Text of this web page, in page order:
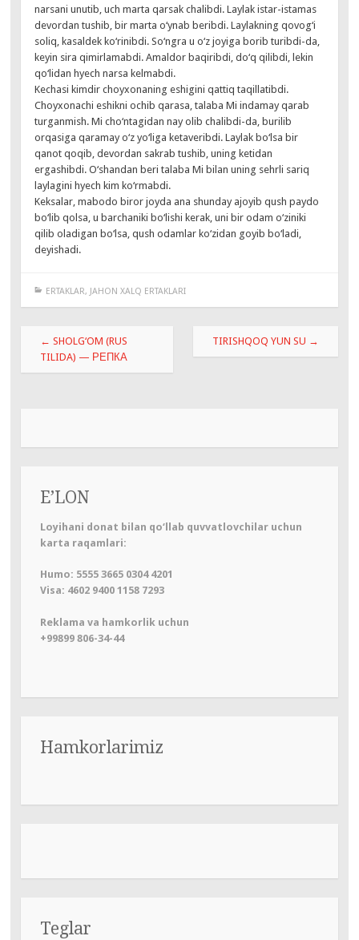
narsani unutib, uch marta qarsak chalibdi. Laylak istar-istamas
devordan tushib, bir marta o‘ynab beribdi. Laylakning qovog‘i
soliq, kasaldek ko‘rinibdi. So‘ngra u o‘z joyiga borib turibdi-da,
keyin sira qimirlamabdi. Amaldor baqiribdi, do‘q qilibdi, lekin
qo‘lidan hyech narsa kelmabdi.
Kechasi kimdir choyxonaning eshigini qattiq taqillatibdi.
Choyxonachi eshikni ochib qarasa, talaba Mi indamay qarab
turganmish. Mi cho‘ntagidan nay olib chalibdi-da, burilib
orqasiga qaramay o‘z yo‘liga ketaveribdi. Laylak bo‘lsa bir
qanot qoqib, devordan sakrab tushib, uning ketidan
ergashibdi. O‘shandan beri talaba Mi bilan uning sehrli sariq
laylagini hyech kim ko‘rmabdi.
Keksalar, mabodo biror joyda ana shunday ajoyib qush paydo
bo‘lib qolsa, u barchaniki bo‘lishi kerak, uni bir odam o‘ziniki
qilib oladigan bo‘lsa, qush odamlar ko‘zidan goyib bo‘ladi,
deyishadi.
ERTAKLAR, JAHON XALQ ERTAKLARI
Навигация
← SHOLG‘OM (RUS
TILIDA) — РЕПКА
TIRISHQOQ YUN SU →
E’LON
Loyihani donat bilan qo‘llab quvvatlovchilar uchun
karta raqamlari:
Humo: 5555 3665 0304 4201
Visa: 4602 9400 1158 7293
Reklama va hamkorlik uchun
+99899 806-34-44
Hamkorlarimiz
Teglar